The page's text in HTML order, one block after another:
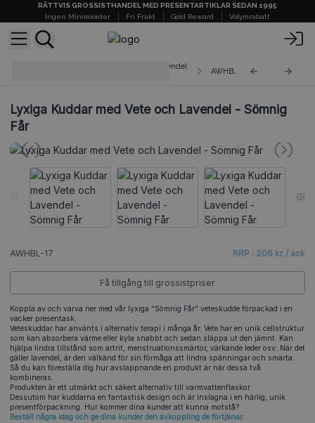
RÄTTVIS GROSSISTHANDEL MED PRESENTARTIKLAR SEDAN 1995
Ingen Minimiorder
Fri Frakt Gold Reward Volymrabatt
Lyxiga Kuddar med Vete och Lavendel
AWHBL-17
Lyxiga Kuddar med Vete och Lavendel - Sömnig
Får
AWHBL-17 RRP : 206 kr / ask
Få tillgång till grossistpriser
Koppla av och varva ner med vår lyxiga "Sömnig Får" veteskudde förpackad i en
vacker presentask.
Veteskuddar har använts i alternativ terapi i många år. Vete har en unik cellstruktur
som kan absorbera värme eller kyla snabbt och sedan släppa ut den jämnt. Kan
hjälpa lindra tillstånd som artrit, menstruationssmärtor, värkande leder osv. När det
gäller lavendel, är den välkänd för sin förmåga att lindra spänningar och smärta.
Så du kan föreställa dig hur avslappnande en produkt är när dessa två
kombineras.
Produkten är ett utmärkt och säkert alternativ till varmvattenflaskor.
Dessutom har kuddarna en fantastisk design och är inslagna i en härlig, unik
presentförpackning. Hur kommer dina kunder att kunna motstå?
Beställ några idag och ge dina kunder den avkoppling de förtjänar.